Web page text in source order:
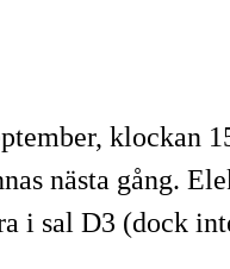
klockan
nästa gång.
i sal D3 (dock